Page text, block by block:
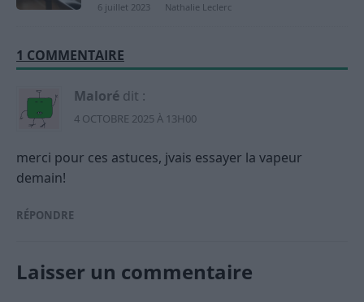
6 juillet 2023 Nathalie Leclerc
1 COMMENTAIRE
Maloré dit :
4 OCTOBRE 2025 À 13H00
merci pour ces astuces, jvais essayer la vapeur
demain!
RÉPONDRE
Laisser un commentaire